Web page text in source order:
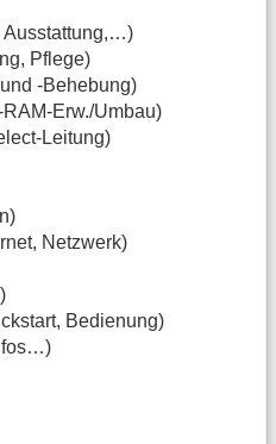
Ausstattung,…)
Pflege)
-Behebung)
Erw./Umbau)
Leitung)
Netzwerk)
Bedienung)